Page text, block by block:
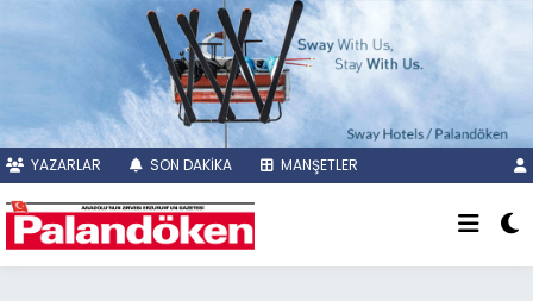
YAZARLAR SON DAKİKA MANŞETLER